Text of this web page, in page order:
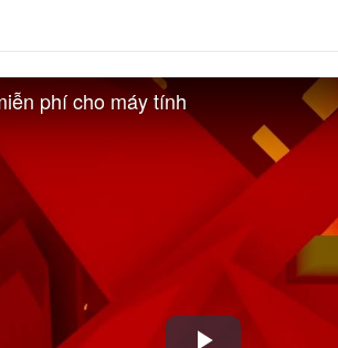
phí cho máy tính